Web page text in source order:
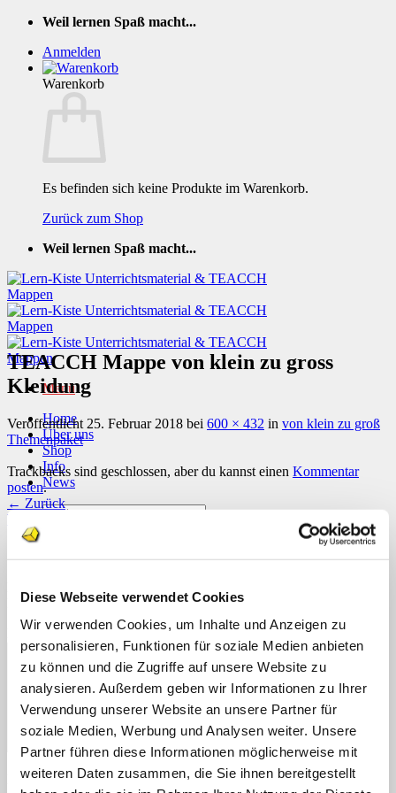
Diese Webseite verwendet Cookies
Wir verwenden Cookies, um Inhalte und Anzeigen zu
personalisieren, Funktionen für soziale Medien anbieten
zu können und die Zugriffe auf unsere Website zu
analysieren. Außerdem geben wir Informationen zu Ihrer
Verwendung unserer Website an unsere Partner für
soziale Medien, Werbung und Analysen weiter. Unsere
Partner führen diese Informationen möglicherweise mit
weiteren Daten zusammen, die Sie ihnen bereitgestellt
Zum
springen
Weil lernen Spaß macht...
Anmelden
Warenkorb
Es befinden sich keine Produkte im Warenkorb.
Zurück zum Shop
Weil lernen Spaß macht...
Menü
Home
Über uns
Shop
Info
News
Suchen
Suchen
TEACCH Mappe von klein zu gross
Kleidung
Veröffentlicht 25. Februar 2018 bei 600 × 432 in von klein zu groß
Themenpaket
Trackbacks sind geschlossen, aber du kannst einen Kommentar
posten.
← Zurück
Weiter
Felder sind mit*markiert
Kommentar*
Name*